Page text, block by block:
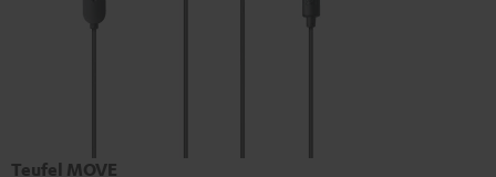
Teufel MOVE